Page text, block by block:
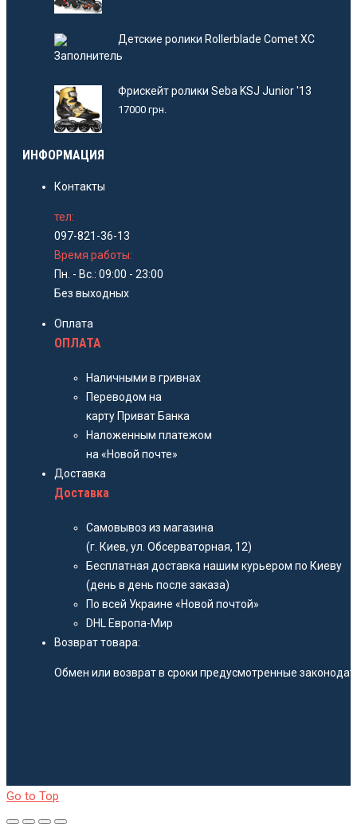
Детские ролики Rollerblade Comet XC
Фрискейт ролики Seba KSJ Junior '13
17000 грн.
ИНФОРМАЦИЯ
Контакты
тел:
097-821-36-13
Время работы:
Пн. - Вс.: 09:00 - 23:00
Без выходных
Оплата
ОПЛАТА
Наличными в гривнах
Переводом на
карту Приват Банка
Наложенным платежом
на «Новой почте»
Доставка
Доставка
Самовывоз из магазина
(г. Киев, ул. Обсерваторная, 12)
Бесплатная доставка нашим курьером по Киеву
(день в день после заказа)
По всей Украине «Новой почтой»
DHL Европа-Мир
Возврат товара:
Обмен или возврат в сроки предусмотренные
Go to Top